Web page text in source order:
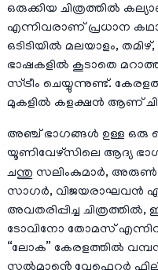
ഒരുക്കിയ ചിത്രത്തിൽ
എന്നിവരാണ് പ്രധാന
ഒടിടിയിൽ മലയാളം,
ഭാഷകളിൽ കൂടാതെ
സ്ട്രീം ചെയ്യുന്നുണ്ട്.
മുകളിൽ കളക്ഷൻ ആണ്
അഞ്ച് ഭാഗങ്ങൾ ഉള്ള ഒരു
യൂണിവേഴ്സിലെ ആദ്യ
ചന്തു സലിംകുമാർ, അരുൺ
സാഗർ, വിജയരാഘവൻ
അവതരിപ്പിച്ച
ടോവിനോ തോമസ്
“ലോക” കേരളത്തിൽ